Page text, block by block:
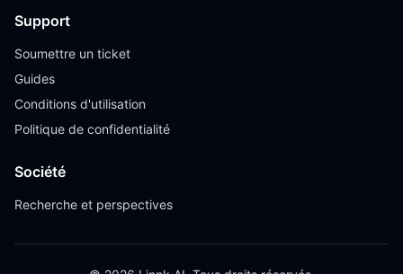
Support
Soumettre un ticket
Guides
Conditions d'utilisation
Politique de confidentialité
Société
Recherche et perspectives